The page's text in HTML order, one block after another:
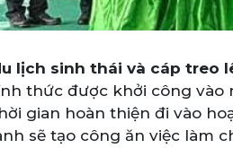
lịch sinh thái và cáp treo
thức được khởi công vào
gian hoàn thiện đi vào
sẽ tạo công ăn việc làm